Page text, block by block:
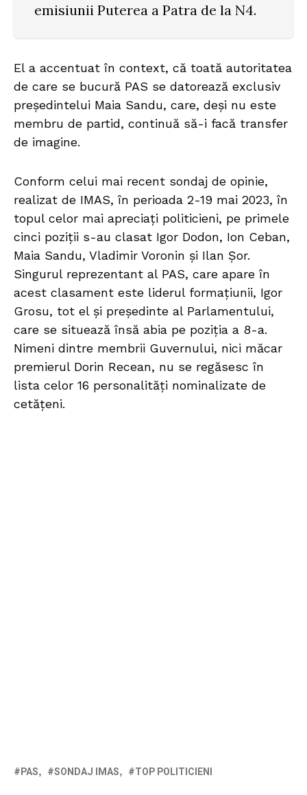
emisiunii Puterea a Patra de la N4.
El a accentuat în context, că toată autoritatea
de care se bucură PAS se datorează exclusiv
președintelui Maia Sandu, care, deși nu este
membru de partid, continuă să-i facă transfer
de imagine.
Conform celui mai recent sondaj de opinie,
realizat de IMAS, în perioada 2-19 mai 2023, în
topul celor mai apreciați politicieni, pe primele
cinci poziții s-au clasat Igor Dodon, Ion Ceban,
Maia Sandu, Vladimir Voronin și Ilan Șor.
Singurul reprezentant al PAS, care apare în
acest clasament este liderul formațiunii, Igor
Grosu, tot el și președinte al Parlamentului,
care se situează însă abia pe poziția a 8-a.
Nimeni dintre membrii Guvernului, nici măcar
premierul Dorin Recean, nu se regăsesc în
lista celor 16 personalități nominalizate de
cetățeni.
PAS SONDAJ IMAS TOP POLITICIENI